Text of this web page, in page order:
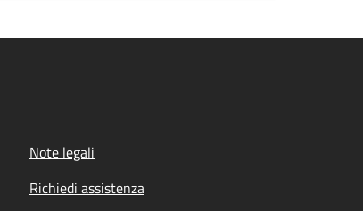
Note legali
Richiedi assistenza